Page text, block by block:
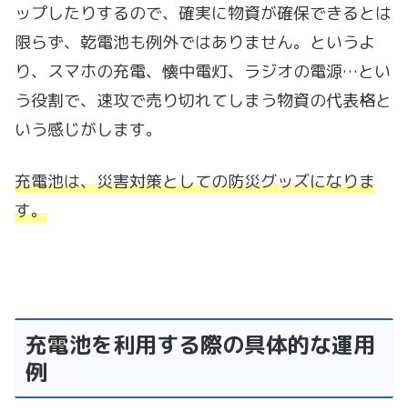
ップしたりするので、確実に物資が確保できるとは
限らず、乾電池も例外ではありません。というよ
り、スマホの充電、懐中電灯、ラジオの電源…とい
う役割で、速攻で売り切れてしまう物資の代表格と
いう感じがします。
充電池は、災害対策としての防災グッズになりま
す。
充電池を利用する際の具体的な運用
例